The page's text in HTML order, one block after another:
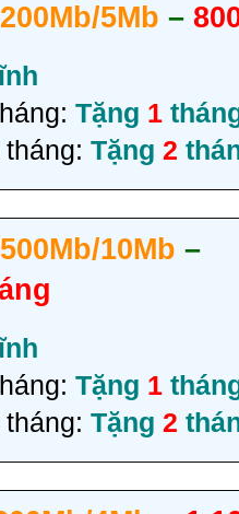
200Mb/5Mb –
Tặng 1
Tặng 2
500Mb/10Mb –
Tặng 1
Tặng 2